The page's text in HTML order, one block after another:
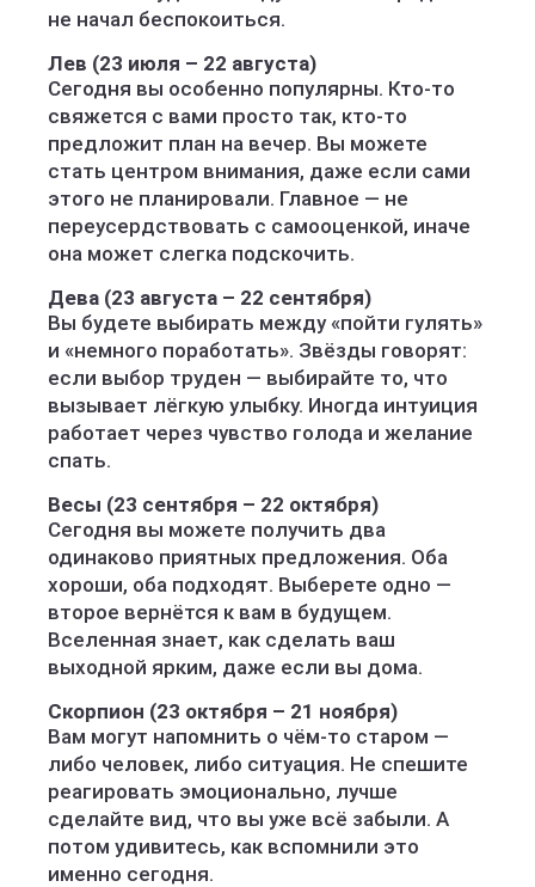
не начал беспокоиться.
Лев (23 июля – 22 августа)
Сегодня вы особенно популярны. Кто-то
свяжется с вами просто так, кто-то
предложит план на вечер. Вы можете
стать центром внимания, даже если сами
этого не планировали. Главное — не
переусердствовать с самооценкой, иначе
она может слегка подскочить.
Дева (23 августа – 22 сентября)
Вы будете выбирать между «пойти гулять»
и «немного поработать». Звёзды говорят:
если выбор труден — выбирайте то, что
вызывает лёгкую улыбку. Иногда интуиция
работает через чувство голода и желание
спать.
Весы (23 сентября – 22 октября)
Сегодня вы можете получить два
одинаково приятных предложения. Оба
хороши, оба подходят. Выберете одно —
второе вернётся к вам в будущем.
Вселенная знает, как сделать ваш
выходной ярким, даже если вы дома.
Скорпион (23 октября – 21 ноября)
Вам могут напомнить о чём-то старом —
либо человек, либо ситуация. Не спешите
реагировать эмоционально, лучше
сделайте вид, что вы уже всё забыли. А
потом удивитесь, как вспомнили это
именно сегодня.